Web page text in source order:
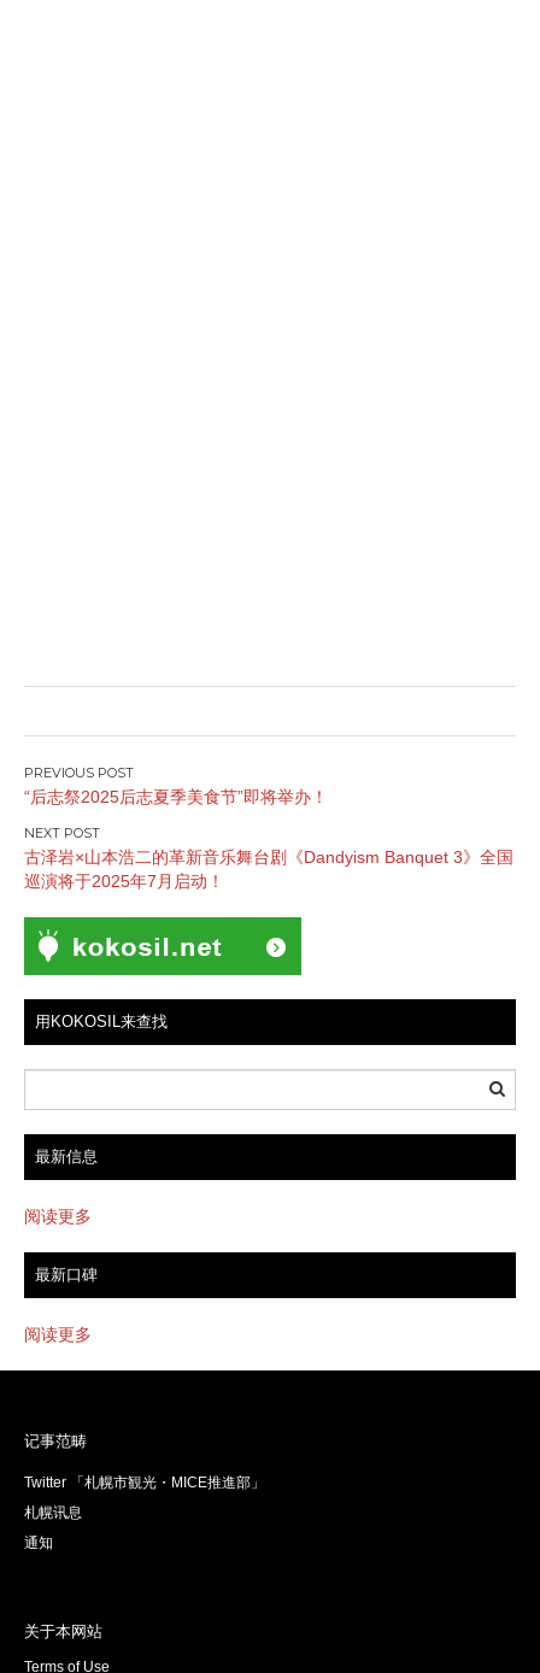
文
章
导
航
“后志祭2025后志夏季美食节”即将举办！
古泽岩×山本浩二的革新音乐舞台剧《Dandyism Banquet 3》全国
巡演将于2025年7月启动！
用KOKOSIL来查找
最新信息
阅读更多
最新口碑
阅读更多
记事范畴
Twitter 「札幌市観光・MICE推進部」
札幌讯息
通知
关于本网站
Terms of Use